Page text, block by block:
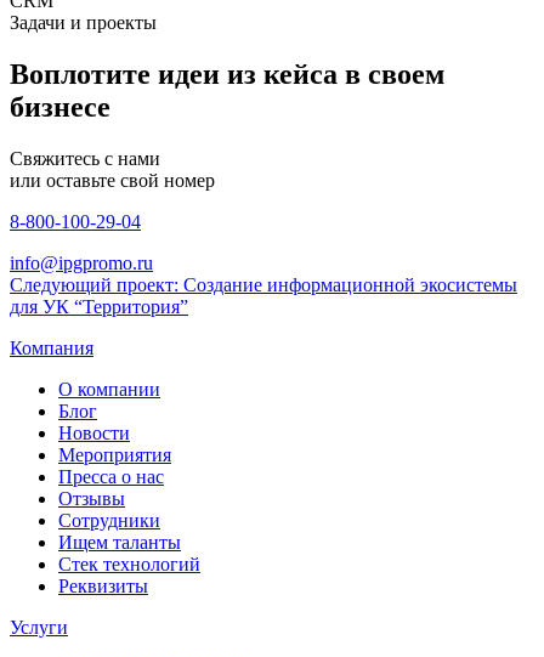
Задачи и проекты
Воплотите идеи из кейса в своем
бизнесе
Свяжитесь с нами
или оставьте свой номер
8-800-100-29-04
info@ipgpromo.ru
Следующий проект: Создание информационной экосистемы
для УК “Территория”
Компания
О компании
Блог
Новости
Мероприятия
Пресса о нас
Отзывы
Сотрудники
Ищем таланты
Стек технологий
Реквизиты
Услуги